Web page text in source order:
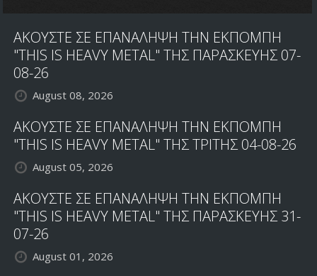
ΑΚΟΥΣΤΕ ΣΕ ΕΠΑΝΑΛΗΨΗ ΤΗΝ ΕΚΠΟΜΠΗ
"THIS IS HEAVY METAL" ΤΗΣ ΠΑΡΑΣΚΕΥΗΣ 07-
08-26
August 08, 2026
ΑΚΟΥΣΤΕ ΣΕ ΕΠΑΝΑΛΗΨΗ ΤΗΝ ΕΚΠΟΜΠΗ
"THIS IS HEAVY METAL" ΤΗΣ ΤΡΙΤΗΣ 04-08-26
August 05, 2026
ΑΚΟΥΣΤΕ ΣΕ ΕΠΑΝΑΛΗΨΗ ΤΗΝ ΕΚΠΟΜΠΗ
"THIS IS HEAVY METAL" ΤΗΣ ΠΑΡΑΣΚΕΥΗΣ 31-
07-26
August 01, 2026